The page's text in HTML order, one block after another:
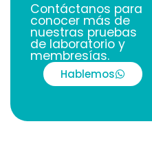
Contáctanos para
conocer más de
nuestras pruebas
de laboratorio y
membresías.
Hablemos